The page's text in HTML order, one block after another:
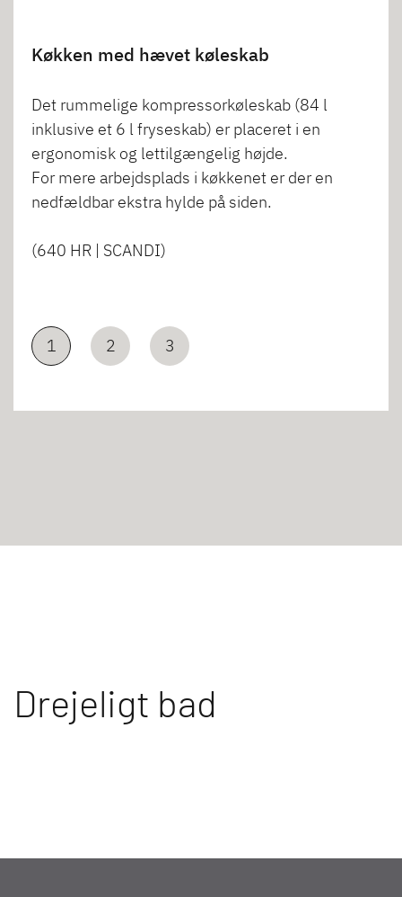
Køkken med hævet køleskab
Det rummelige kompressorkøleskab (84 l
inklusive et 6 l fryseskab) er placeret i en
ergonomisk og lettilgængelig højde.
For mere arbejdsplads i køkkenet er der en
nedfældbar ekstra hylde på siden.
(640 HR | SCANDI)
1 2 3
Drejeligt bad